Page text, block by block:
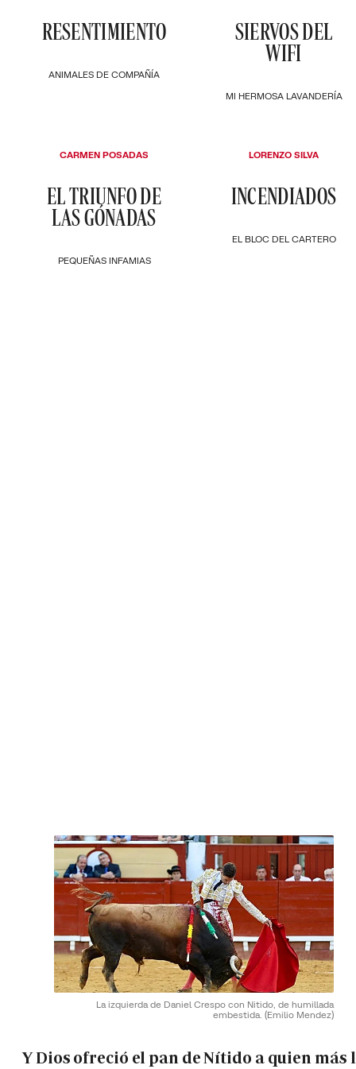
ANIMALES DE COMPAÑÍA
RESENTIMIENTO
MI HERMOSA LAVANDERÍA
SIERVOS DEL
WIFI
PEQUEÑAS INFAMIAS
EL TRIUNFO DE
LAS GÓNADAS
CARMEN POSADAS
EL BLOC DEL CARTERO
INCENDIADOS
LORENZO SILVA
La izquierda de Daniel Crespo con Nitido, de humillada
embestida. (Emilio Mendez)
Y Dios ofreció el pan de Nítido a quien más